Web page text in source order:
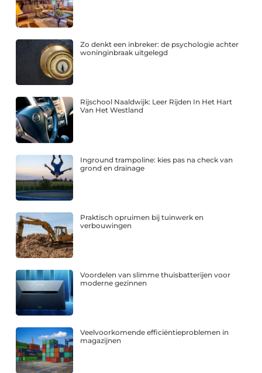
Zo denkt een inbreker: de psychologie achter
woninginbraak uitgelegd
Rijschool Naaldwijk: Leer Rijden In Het Hart
Van Het Westland
Inground trampoline: kies pas na check van
grond en drainage
Praktisch opruimen bij tuinwerk en
verbouwingen
Voordelen van slimme thuisbatterijen voor
moderne gezinnen
Veelvoorkomende efficiëntieproblemen in
magazijnen